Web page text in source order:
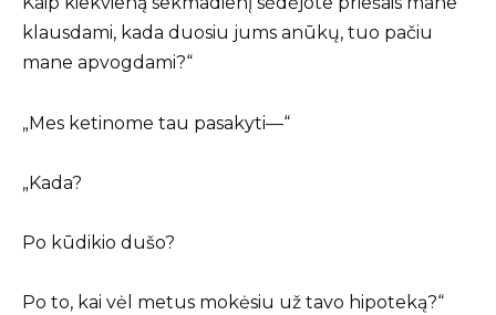
klausdami, kada duosiu jums anūkų, tuo pačiu
mane apvogdami?“
„Mes ketinome tau pasakyti—“
„Kada?
Po kūdikio dušo?
Po to, kai vėl metus mokėsiu už tavo hipoteką?“